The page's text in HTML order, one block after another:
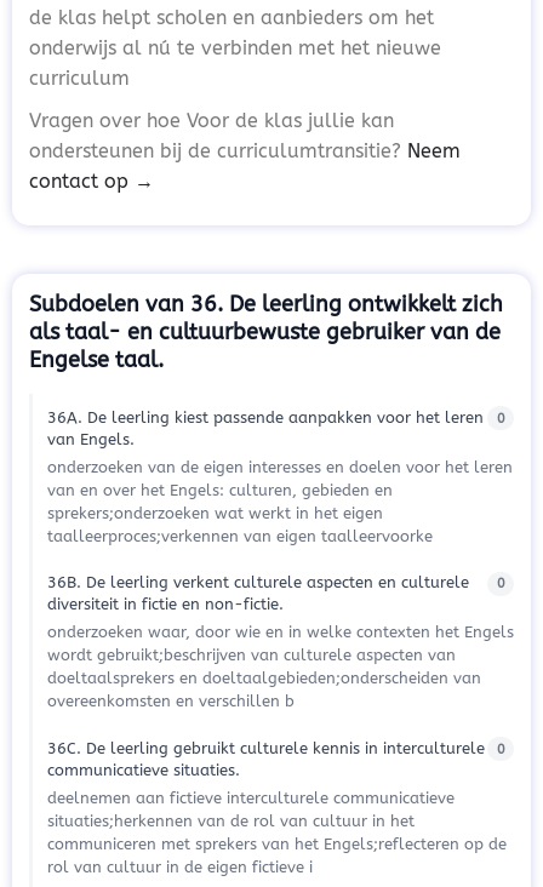
de klas helpt scholen en aanbieders om het
onderwijs al nú te verbinden met het nieuwe
curriculum
Vragen over hoe Voor de klas jullie kan
ondersteunen bij de curriculumtransitie? Neem
contact op →
Subdoelen van 36. De leerling ontwikkelt zich
als taal- en cultuurbewuste gebruiker van de
Engelse taal.
36A. De leerling kiest passende aanpakken voor het leren
van Engels.
0
onderzoeken van de eigen interesses en doelen voor het leren
van en over het Engels: culturen, gebieden en
sprekers;onderzoeken wat werkt in het eigen
taalleerproces;verkennen van eigen taalleervoorke
36B. De leerling verkent culturele aspecten en culturele
diversiteit in fictie en non-fictie.
0
onderzoeken waar, door wie en in welke contexten het Engels
wordt gebruikt;beschrijven van culturele aspecten van
doeltaalsprekers en doeltaalgebieden;onderscheiden van
overeenkomsten en verschillen b
36C. De leerling gebruikt culturele kennis in interculturele
communicatieve situaties.
0
deelnemen aan fictieve interculturele communicatieve
situaties;herkennen van de rol van cultuur in het
communiceren met sprekers van het Engels;reflecteren op de
rol van cultuur in de eigen fictieve i